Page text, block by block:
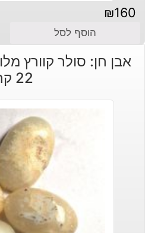
₪160
הוסף לסל
אבן חן: סולר קוורץ
22 קרט